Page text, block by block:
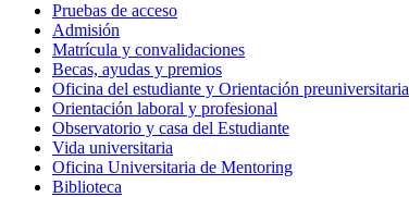
Pruebas de acceso
Admisión
Matrícula y convalidaciones
Becas, ayudas y premios
Oficina del estudiante y Orientación preuniversitaria
Orientación laboral y profesional
Observatorio y casa del Estudiante
Vida universitaria
Oficina Universitaria de Mentoring
Biblioteca